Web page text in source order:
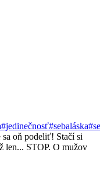
#jedinečnosť#sebaláska
sa oň podeliť! Stačí si
len... STOP. O mužov